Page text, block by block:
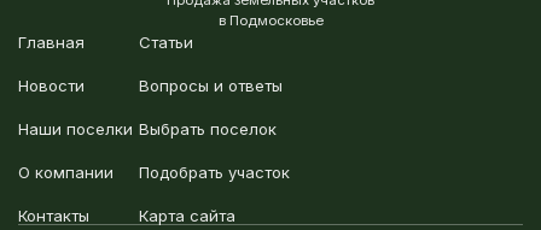
в Подмосковье
Главная
Новости
Наши поселки
О компании
Контакты
Статьи
Вопросы и ответы
Выбрать поселок
Подобрать участок
Карта сайта